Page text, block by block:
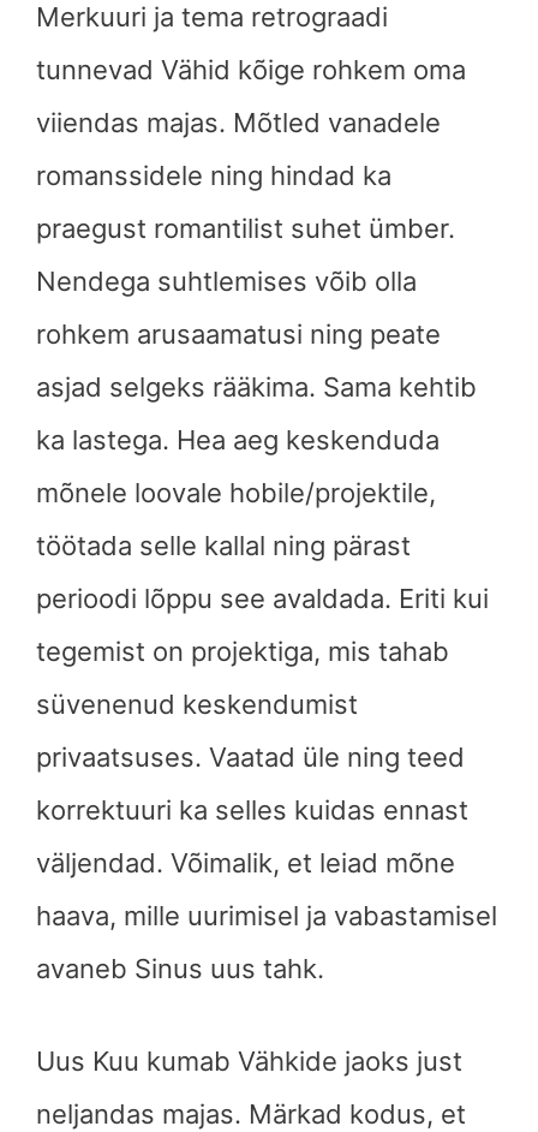
Merkuuri ja tema retrograadi
tunnevad Vähid kõige rohkem oma
viiendas majas. Mõtled vanadele
romanssidele ning hindad ka
praegust romantilist suhet ümber.
Nendega suhtlemises võib olla
rohkem arusaamatusi ning peate
asjad selgeks rääkima. Sama kehtib
ka lastega. Hea aeg keskenduda
mõnele loovale hobile/projektile,
töötada selle kallal ning pärast
perioodi lõppu see avaldada. Eriti kui
tegemist on projektiga, mis tahab
süvenenud keskendumist
privaatsuses. Vaatad üle ning teed
korrektuuri ka selles kuidas ennast
väljendad. Võimalik, et leiad mõne
haava, mille uurimisel ja vabastamisel
avaneb Sinus uus tahk.
Uus Kuu kumab Vähkide jaoks just
neljandas majas. Märkad kodus, et